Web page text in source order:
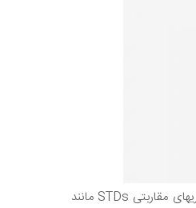
بیماری التهابی لگن ( PID )، عفونت دستگاه تولید مثل در زنان است. این عارضه اغلب با برخی از بیماریهای مقاربتی STDs مانند